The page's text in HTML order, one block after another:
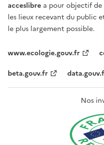
acceslibre a pour objectif
les lieux recevant du public
le plus largement possible.
www.ecologie.gouv.fr
beta.gouv.fr
Nos